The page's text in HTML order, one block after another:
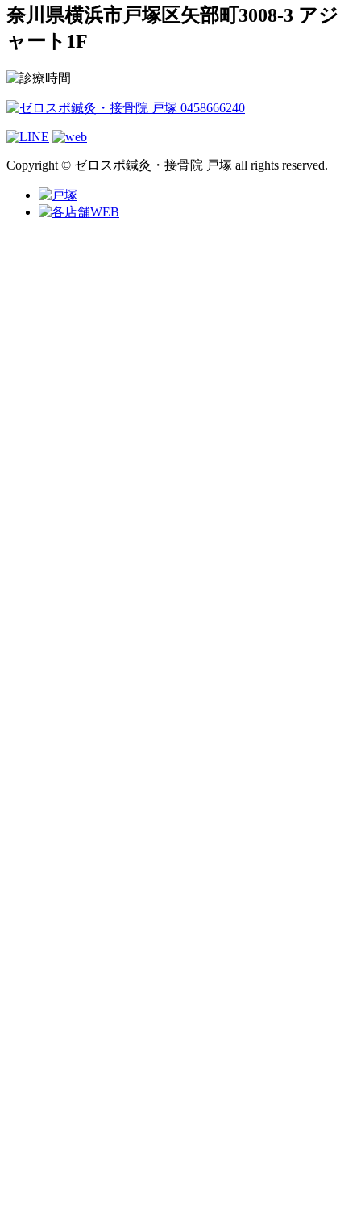
奈川県横浜市戸塚区矢部町3008-3 アジ
ャート1F
Copyright © ゼロスポ鍼灸・接骨院 戸塚 all rights reserved.